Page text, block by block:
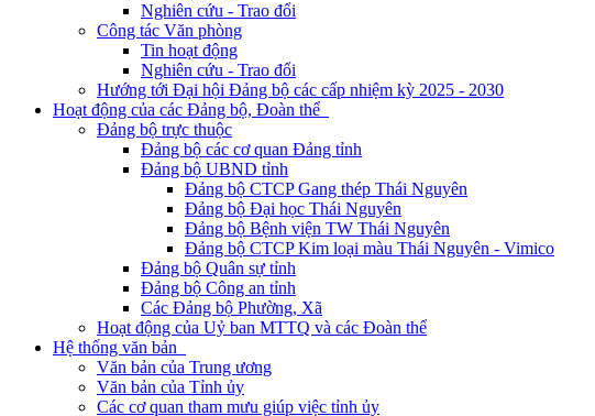
Nghiên cứu - Trao đổi
Công tác Văn phòng
Tin hoạt động
Nghiên cứu - Trao đổi
Hướng tới Đại hội Đảng bộ các cấp nhiệm kỳ 2025 - 2030
Hoạt động của các Đảng bộ, Đoàn thể
Đảng bộ trực thuộc
Đảng bộ các cơ quan Đảng tỉnh
Đảng bộ UBND tỉnh
Đảng bộ CTCP Gang thép Thái Nguyên
Đảng bộ Đại học Thái Nguyên
Đảng bộ Bệnh viện TW Thái Nguyên
Đảng bộ CTCP Kim loại màu Thái Nguyên - Vimico
Đảng bộ Quân sự tỉnh
Đảng bộ Công an tỉnh
Các Đảng bộ Phường, Xã
Hoạt động của Uỷ ban MTTQ và các Đoàn thể
Hệ thống văn bản
Văn bản của Trung ương
Văn bản của Tỉnh ủy
Các cơ quan tham mưu giúp việc tỉnh ủy